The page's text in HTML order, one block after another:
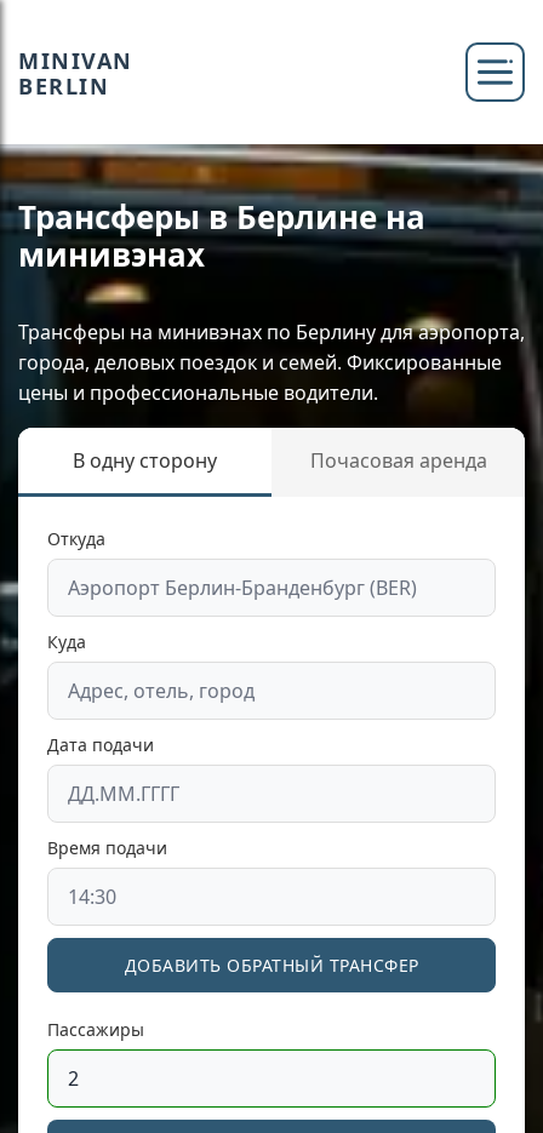
MINIVAN
BERLIN
Трансферы в Берлине на
минивэнах
Трансферы на минивэнах по Берлину для аэропорта,
города, деловых поездок и семей. Фиксированные
цены и профессиональные водители.
В одну сторону Почасовая аренда
Откуда
Куда
Дата подачи
Время подачи
ДОБАВИТЬ ОБРАТНЫЙ ТРАНСФЕР
Пассажиры